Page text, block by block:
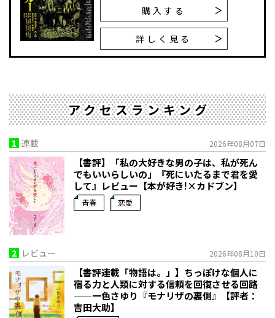
購入する
詳しく見る
アクセスランキング
1 連載 2026年08月07日
【書評】「私の大好きな男の子は、私が死ん
でもいいらしいの」――『死にいたるまで君を愛
して』レビュー【本が好き!×カドブン】
青春 恋愛
2 レビュー 2026年08月10日
【書評連載「物語は。」】ちっぽけな個人に
宿る力と人類に対する信頼を回復させる回路
——一色さゆり『モナリザの裏側』【評者：
吉田大助】